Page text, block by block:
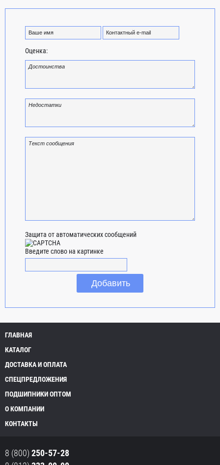
Оценка:
Защита от автоматических сообщений
Введите слово на картинке
ГЛАВНАЯ
КАТАЛОГ
ДОСТАВКА И ОПЛАТА
СПЕЦПРЕДЛОЖЕНИЯ
ПОДШИПНИКИ ОПТОМ
О КОМПАНИИ
КОНТАКТЫ
8 (800) 250-57-28